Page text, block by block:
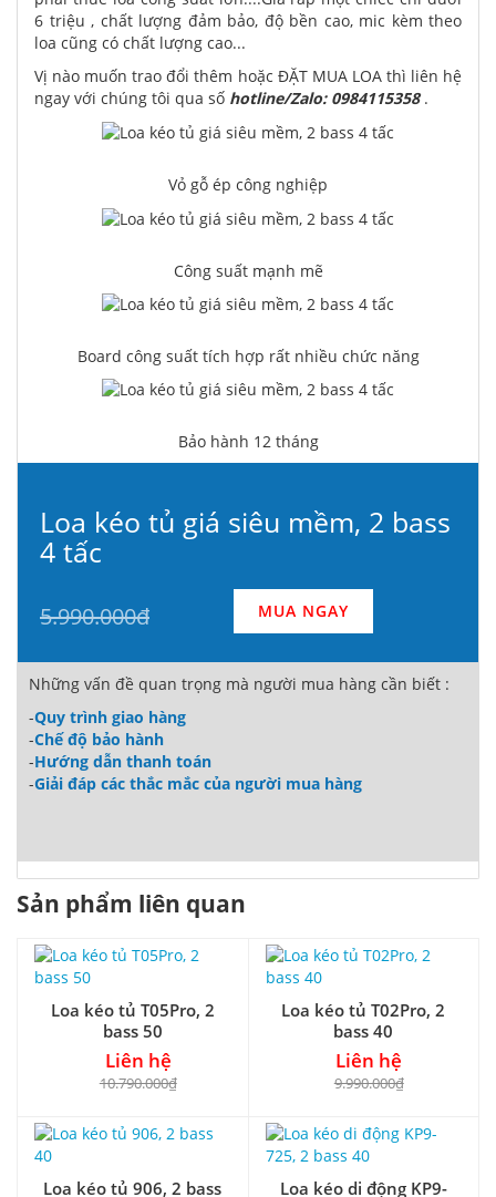
6 triệu , chất lượng đảm bảo, độ bền cao, mic kèm theo
loa cũng có chất lượng cao...
Vị nào muốn trao đổi thêm hoặc ĐẶT MUA LOA thì liên hệ
ngay với chúng tôi qua số hotline/Zalo: 0984115358.
Vỏ gỗ ép công nghiệp
Công suất mạnh mẽ
Board công suất tích hợp rất nhiều chức năng
Bảo hành 12 tháng
Loa kéo tủ giá siêu mềm, 2 bass
4 tấc
5.990.000đ MUA NGAY
Những vấn đề quan trọng mà người mua hàng cần biết :
-Quy trình giao hàng
-Chế độ bảo hành
-Hướng dẫn thanh toán
-Giải đáp các thắc mắc của người mua hàng
Sản phẩm liên quan
Loa kéo tủ T05Pro, 2
bass 50
Liên hệ
10.790.000₫
Loa kéo tủ T02Pro, 2
bass 40
Liên hệ
9.990.000₫
Loa kéo tủ 906, 2 bass Loa kéo di động KP9-